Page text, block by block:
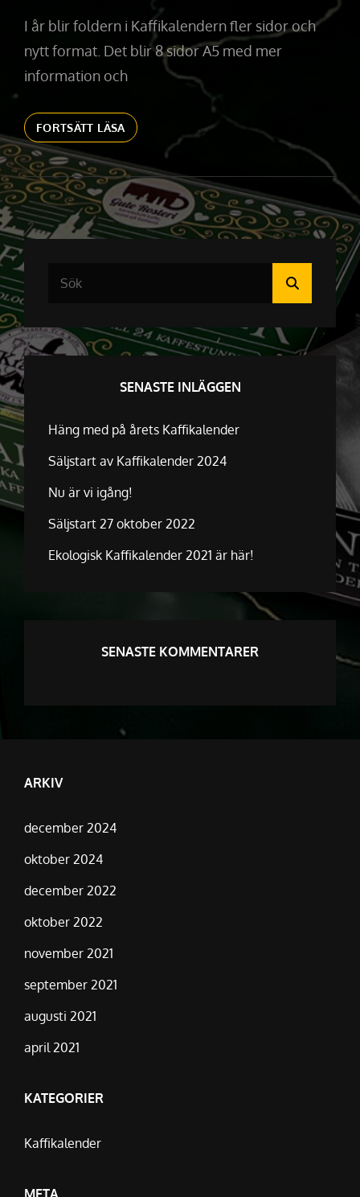
I år blir foldern i Kaffikalendern fler sidor och
nytt format. Det blir 8 sidor A5 med mer
information och
FORTSÄTT LÄSAÅRETS
FOLDER
TAR
FORM
SENASTE INLÄGGEN
Häng med på årets Kaffikalender
Säljstart av Kaffikalender 2024
Nu är vi igång!
Säljstart 27 oktober 2022
Ekologisk Kaffikalender 2021 är här!
SENASTE KOMMENTARER
ARKIV
december 2024
oktober 2024
december 2022
oktober 2022
november 2021
september 2021
augusti 2021
april 2021
KATEGORIER
Kaffikalender
META